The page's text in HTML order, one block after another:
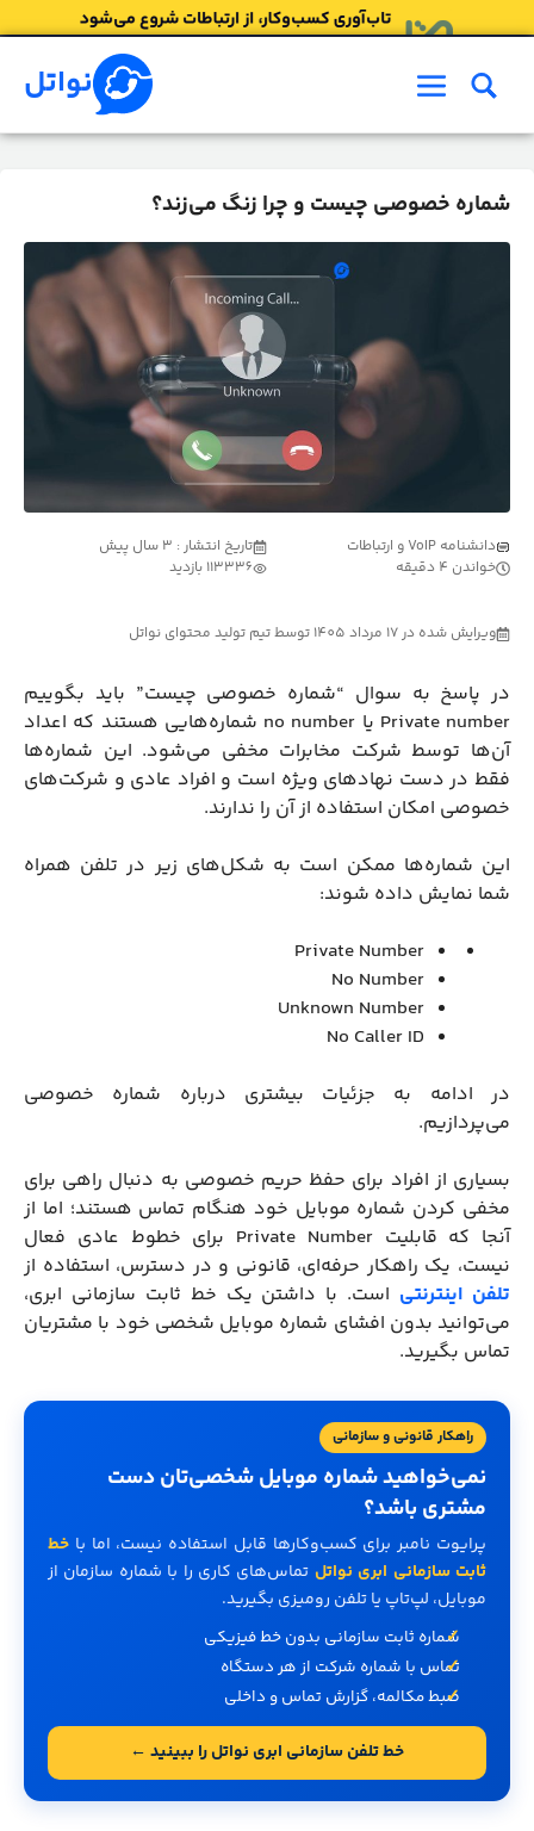
به
محتوا
نواتل فهرست
شماره خصوصی چیست و چرا زنگ می‌زند؟
دانشنامه VoIP و ارتباطات
تاریخ انتشار : 3 سال پیش
خواندن 4 دقیقه
113336 بازدید
ویرایش شده در 17 مرداد 1405 توسط تیم تولید محتوای نواتل
در پاسخ به سوال “شماره خصوصی چیست” باید بگوییم
Private number یا no number شماره‌هایی هستند که اعداد
آن‌ها توسط شرکت مخابرات مخفی می‌شود. این شماره‌ها
فقط در دست نهادهای ویژه است و افراد عادی و شرکت‌های
خصوصی امکان استفاده از آن‌ را ندارند.
این شماره‌ها ممکن است به شکل‌های زیر در تلفن همراه
شما نمایش داده شوند:
Private Number
No Number
Unknown Number
No Caller ID
در ادامه به جزئیات بیشتری درباره شماره خصوصی
می‌پردازیم.
بسیاری از افراد برای حفظ حریم خصوصی به دنبال راهی برای
مخفی کردن شماره موبایل خود هنگام تماس هستند؛ اما از
آنجا که قابلیت Private Number برای خطوط عادی فعال
نیست، یک راهکار حرفه‌ای، قانونی و در دسترس، استفاده از
تلفن اینترنتی است. با داشتن یک خط ثابت سازمانی ابری،
می‌توانید بدون افشای شماره موبایل شخصی خود با مشتریان
تماس بگیرید.
راهکار قانونی و سازمانی
نمی‌خواهید شماره موبایل شخصی‌تان دست
مشتری باشد؟
پرایوت نامبر برای کسب‌وکارها قابل استفاده نیست، اما با خط
ثابت سازمانی ابری نواتل تماس‌های کاری را با شماره سازمان از
موبایل، لپ‌تاپ یا تلفن رومیزی بگیرید.
شماره ثابت سازمانی بدون خط فیزیکی
تماس با شماره شرکت از هر دستگاه
ضبط مکالمه، گزارش تماس و داخلی
خط تلفن سازمانی ابری نواتل را ببینید ←